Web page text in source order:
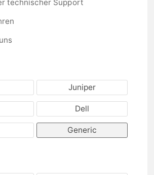
technischer Support
Juniper
Dell
Generic